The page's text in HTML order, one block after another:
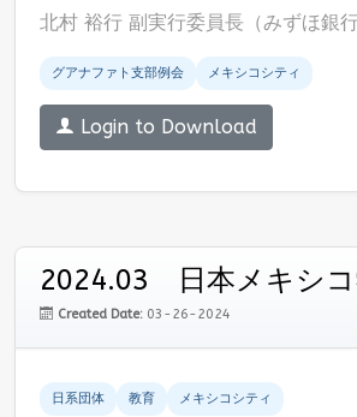
北村 裕行 副実行委員長（みずほ銀行
グアナファト支部例会 メキシコシティ
Login to Download
2024.03 日本メキシコ
Created Date: 03-26-2024
日系団体 教育 メキシコシティ